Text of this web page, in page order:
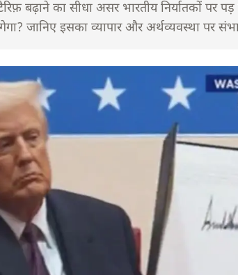
बढ़ाने का सीधा असर भारतीय निर्यातकों पर
जानिए इसका व्यापार और अर्थव्यवस्था पर